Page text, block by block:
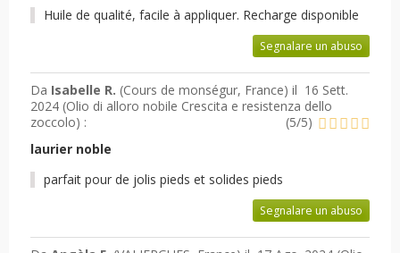
Huile de qualité, facile à appliquer. Recharge disponible
Segnalare un abuso
Da Isabelle R. (Cours de monségur, France) il 16 Sett.
2024 (Olio di alloro nobile Crescita e resistenza dello
zoccolo) : (5/5)
laurier noble
parfait pour de jolis pieds et solides pieds
Segnalare un abuso